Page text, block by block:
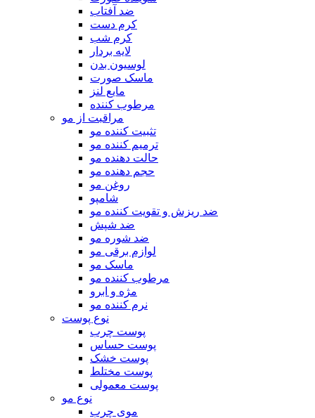
ضد آفتاب
کرم دست
کرم شب
لایه بردار
لوسیون بدن
ماسک صورت
مایع لنز
مرطوب کننده
مراقبت از مو
تثبیت کننده مو
ترمیم کننده مو
حالت دهنده مو
حجم دهنده مو
روغن مو
شامپو
ضد ریزش و تقویت کننده مو
ضد شپش
ضد شوره مو
لوازم برقی مو
ماسک مو
مرطوب کننده مو
مژه و ابرو
نرم کننده مو
نوع پوست
پوست چرب
پوست حساس
پوست خشک
پوست مختلط
پوست معمولی
نوع مو
موی چرب